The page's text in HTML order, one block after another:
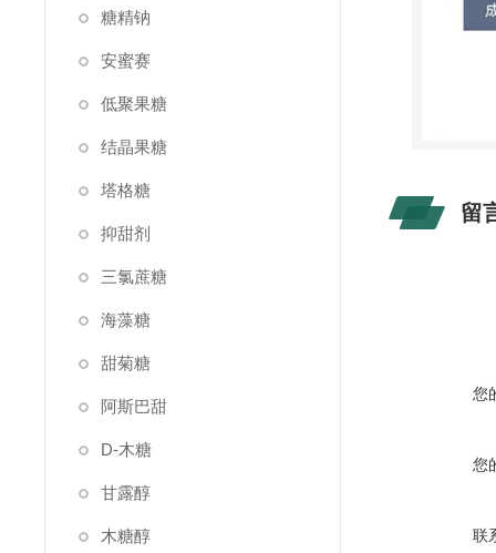
糖精钠
安蜜赛
低聚果糖
结晶果糖
塔格糖
抑甜剂
三氯蔗糖
海藻糖
甜菊糖
阿斯巴甜
D-木糖
甘露醇
木糖醇
留
您
您
联